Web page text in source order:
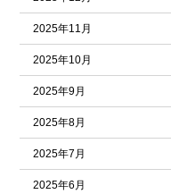
2025年11月
2025年10月
2025年9月
2025年8月
2025年7月
2025年6月